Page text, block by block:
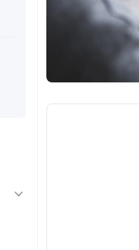
